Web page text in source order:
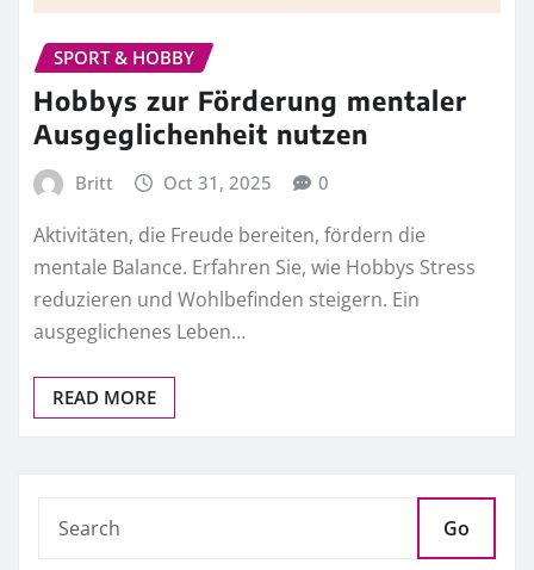
SPORT & HOBBY
Hobbys zur Förderung mentaler
Ausgeglichenheit nutzen
Britt Oct 31, 2025 0
Aktivitäten, die Freude bereiten, fördern die
mentale Balance. Erfahren Sie, wie Hobbys Stress
reduzieren und Wohlbefinden steigern. Ein
ausgeglichenes Leben…
READ MORE
Go